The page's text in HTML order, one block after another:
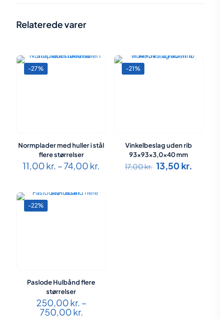
Relaterede varer
-27%
Normplader med huller i stål
flere størrelser
11,00 kr. –74,00 kr. Prisinterval:
-21%
Vinkelbeslag uden rib
93x93x3,0x40 mm
17,00kr. Den
oprindelige
13,50 kr.
-22%
Paslode Hulbånd flere
størrelser
250,00 kr. –
750,00 kr.